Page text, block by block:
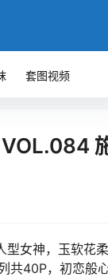
套图视频
女神，玉软花
40P，初恋般